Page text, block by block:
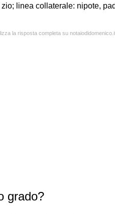
linea collaterale: nipote,
la risposta completa su
grado?